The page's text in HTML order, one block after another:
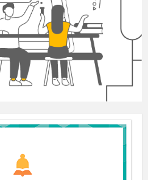
.
Francis habitent sur la
beaux quartiers de